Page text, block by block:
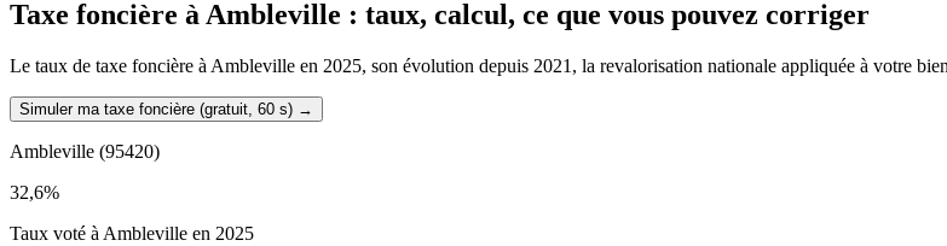
Taxe foncière à Ambleville : taux, calcul, ce que vous pouvez corriger
Le taux de taxe foncière à Ambleville en 2025, son évolution depuis 2021, la revalorisation nationale appliquée à votre
Simuler ma taxe foncière (gratuit, 60 s) →
Ambleville (95420)
32,6%
Taux voté à Ambleville en 2025